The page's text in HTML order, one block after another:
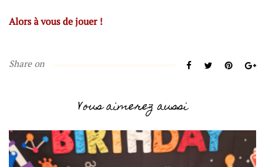
Alors à vous de jouer !
Share on
Vous aimerez aussi